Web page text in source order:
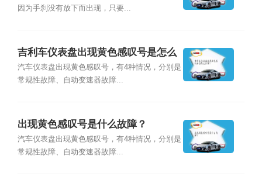
因为手刹没有放下而出现，只要...
吉利车仪表盘出现黄色感叹号是怎么
回事？
汽车仪表盘出现黄色感叹号，有4种情况，分别是
常规性故障、自动变速器故障...
出现黄色感叹号是什么故障？
汽车仪表盘出现黄色感叹号，有4种情况，分别是
常规性故障、自动变速器故障...